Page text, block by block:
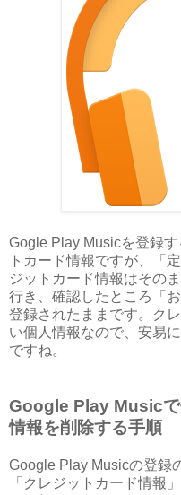
Gogle Play Musicを登録
トカード情報ですが、「
ジットカード情報はそのま
行き、確認したところ「
登録されたままです。ク
い個人情報なので、安易
ですね。
Google Play Musicで
情報を削除する手順
Google Play Musicの登録
「クレジットカード情報